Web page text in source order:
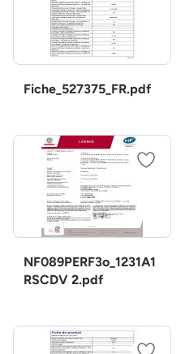
Fiche_527375_FR.pdf
NF089PERF3o_1231A1
RSCDV 2.pdf